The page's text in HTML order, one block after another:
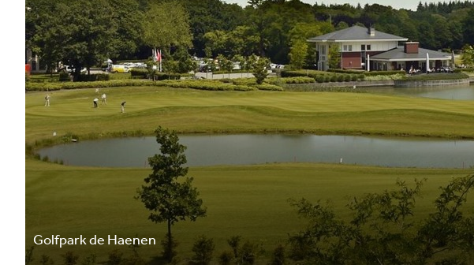
Golfpark de Haenen